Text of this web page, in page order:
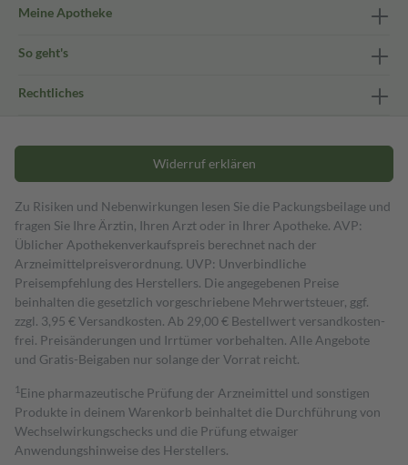
Meine Apotheke
So geht's
Rechtliches
Widerruf erklären
Zu Risiken und Nebenwirkungen lesen Sie die Packungsbeilage und
fragen Sie Ihre Ärztin, Ihren Arzt oder in Ihrer Apotheke. AVP:
Üblicher Apothekenverkaufspreis berechnet nach der
Arzneimittelpreisverordnung. UVP: Unverbindliche
Preisempfehlung des Herstellers. Die angegebenen Preise
beinhalten die gesetzlich vorgeschriebene Mehrwertsteuer, ggf.
zzgl. 3,95 € Versandkosten. Ab 29,00 € Bestell­wert versand­kosten­
frei. Preisänderungen und Irrtümer vorbehalten. Alle Angebote
und Gratis-Beigaben nur solange der Vorrat reicht.
1 Eine pharmazeutische Prüfung der Arzneimittel und sonstigen
Produkte in deinem Warenkorb beinhaltet die Durchführung von
Wechselwirkungschecks und die Prüfung etwaiger
Anwendungshinweise des Herstellers.